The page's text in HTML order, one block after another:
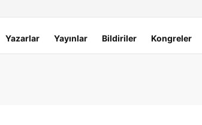
Yazarlar Yayınlar Bildiriler Kongreler